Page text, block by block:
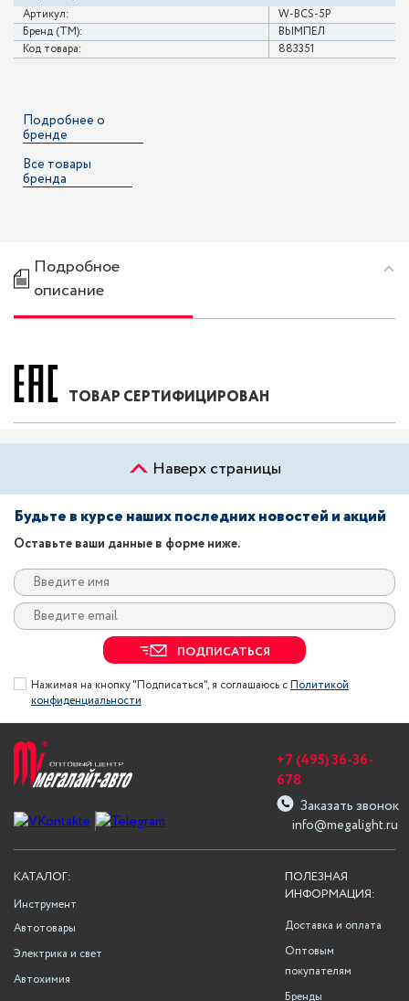
Артикул:
W-BCS-5P
Бренд (ТМ):
ВЫМПЕЛ
Код товара:
883351
Подробнее о
бренде
Все товары
бренда
Подробное
описание
ТОВАР СЕРТИФИЦИРОВАН
Наверх страницы
Будьте в курсе наших последних новостей и акций
Оставьте ваши данные в форме ниже.
ПОДПИСАТЬСЯ
Нажимая на кнопку "Подписаться", я соглашаюсь сПолитикой
конфиденциальности
info@megalight.ru
+7 (495) 36-36-
678
Заказать звонок
ПОЛЕЗНАЯ
ИНФОРМАЦИЯ:
Доставка и оплата
Оптовым
покупателям
Бренды
КАТАЛОГ:
Инструмент
Автотовары
Электрика и свет
Автохимия